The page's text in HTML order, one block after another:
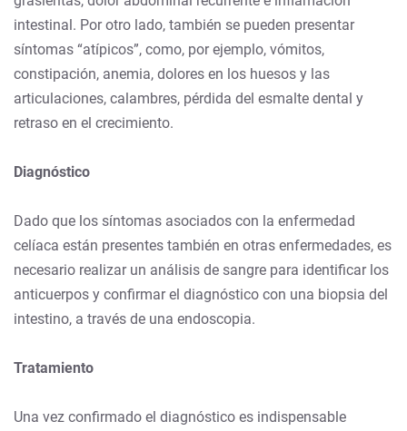
intestinal. Por otro lado, también se pueden presentar
síntomas “atípicos”, como, por ejemplo, vómitos,
constipación, anemia, dolores en los huesos y las
articulaciones, calambres, pérdida del esmalte dental y
retraso en el crecimiento.
Diagnóstico
Dado que los síntomas asociados con la enfermedad
celíaca están presentes también en otras enfermedades, es
necesario realizar un análisis de sangre para identificar los
anticuerpos y confirmar el diagnóstico con una biopsia del
intestino, a través de una endoscopia.
Tratamiento
Una vez confirmado el diagnóstico es indispensable